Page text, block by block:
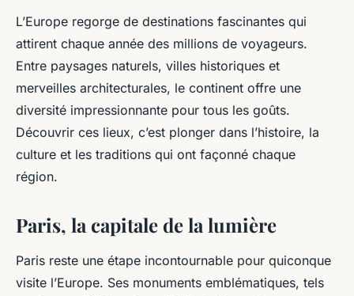
Les sites incontournables en
Europe
Clément•20 juin 2024•2 min de lecture
L’Europe regorge de destinations fascinantes qui
attirent chaque année des millions de voyageurs.
Entre paysages naturels, villes historiques et
merveilles architecturales, le continent offre une
diversité impressionnante pour tous les goûts.
Découvrir ces lieux, c’est plonger dans l’histoire, la
culture et les traditions qui ont façonné chaque
région.
Paris, la capitale de la lumière
Paris reste une étape incontournable pour quiconque
visite l’Europe. Ses monuments emblématiques, tels